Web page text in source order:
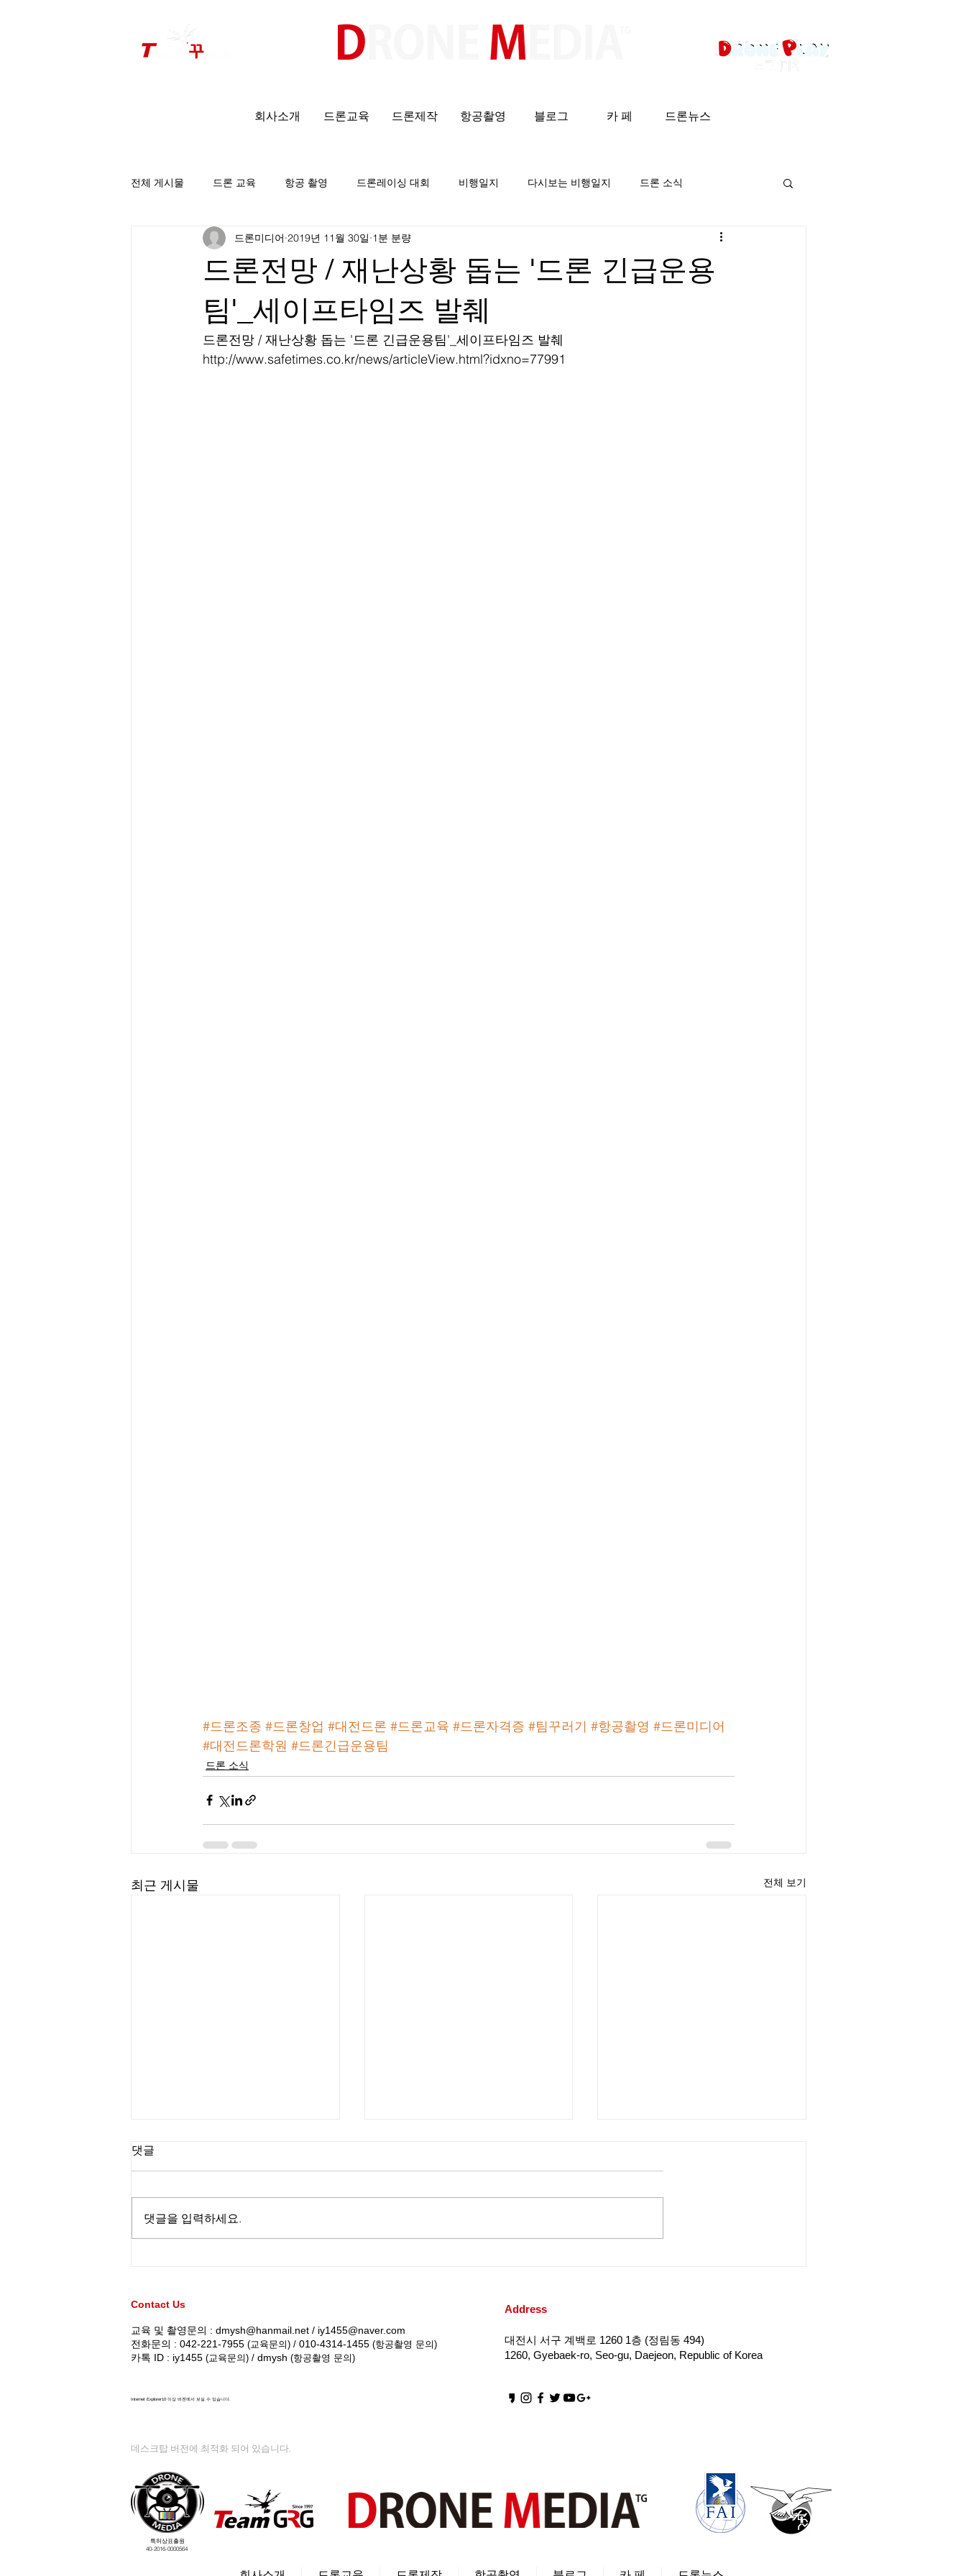
회사소개 드론교육 드론제작 항공촬영 블로그 카 페 드론뉴스
전체 게시물 드론 교육 항공 촬영 드론레이싱 대회 비행일지 다시보는 비행일지 드론 소식
팀꾸러기 소식
드론전망 / 재난상황 돕는 '드론 긴급운용
팀'_세이프타임즈 발췌
드론미디어 2019년 11월 30일 1분 분량
﻿드론전망 / 재난상황 돕는 '드론 긴급운용팀'_세이프타임즈 발췌
http://www.safetimes.co.kr/news/articleView.html?idxno=77991
#드론조종 #드론창업 #대전드론 #드론교육 #드론자격증 #팀꾸러기 #항공촬영 #드론미디어
#대전드론학원 #드론긴급운용팀
드론 소식
최근 게시물 전체 보기
댓글
댓글을 입력하세요.
Contact Us
교육 및 촬영문의 : dmysh@hanmail.net / iy1455@naver.com
전화문의 : 042-221-7955 (교육문의) / 010-4314-1455 (항공촬영 문의)
카톡 ID : iy1455 (교육문의) / dmysh (항공촬영 문의)
Address
대전시 서구 계백로 1260 1층 (정림동 494)
1260, Gyebaek-ro, Seo-gu, Daejeon, Republic of Korea
Internet Explorer10 이상 버젼에서 보실 수 있습니다.
데스크탑 버전에 최적화 되어 있습니다.
특허상표출원
40-2016-0000564